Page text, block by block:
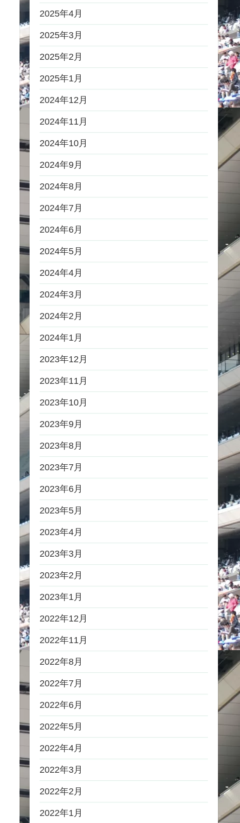
2025年4月
2025年3月
2025年2月
2025年1月
2024年12月
2024年11月
2024年10月
2024年9月
2024年8月
2024年7月
2024年6月
2024年5月
2024年4月
2024年3月
2024年2月
2024年1月
2023年12月
2023年11月
2023年10月
2023年9月
2023年8月
2023年7月
2023年6月
2023年5月
2023年4月
2023年3月
2023年2月
2023年1月
2022年12月
2022年11月
2022年8月
2022年7月
2022年6月
2022年5月
2022年4月
2022年3月
2022年2月
2022年1月